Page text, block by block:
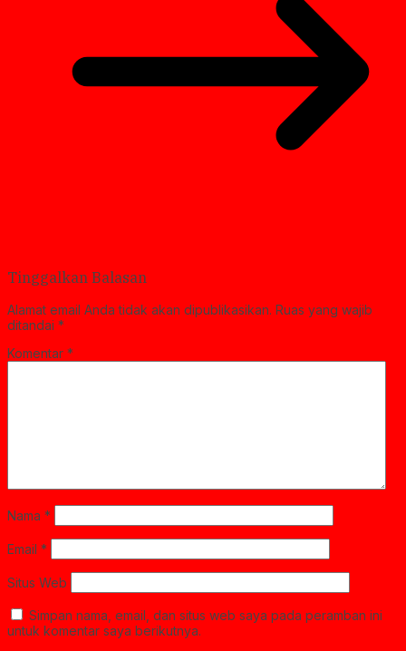
Tinggalkan Balasan
Alamat email Anda tidak akan dipublikasikan. Ruas yang wajib
ditandai *
Komentar *
Nama *
Email *
Situs Web
Simpan nama, email, dan situs web saya pada peramban ini
untuk komentar saya berikutnya.